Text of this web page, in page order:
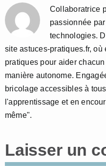
Collaboratrice
passionnée
technologies.
site astuces-pratiques.fr,
pratiques pour aider
manière autonome.
bricolage accessibles à
l'apprentissage et en
même".
Laisser un